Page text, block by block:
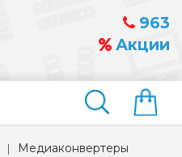
963
Акции
Найти
Медиаконвертеры